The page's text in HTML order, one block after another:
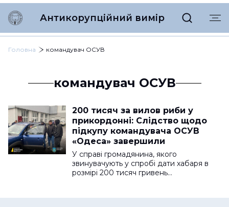
Антикорупційний вимір
Головна командувач ОСУВ
командувач ОСУВ
200 тисяч за вилов риби у
прикордонні: Слідство щодо
підкупу командувача ОСУВ
«Одеса» завершили
У справі громадянина, якого
звинувачують у спробі дати хабаря в
розмірі 200 тисяч гривень…